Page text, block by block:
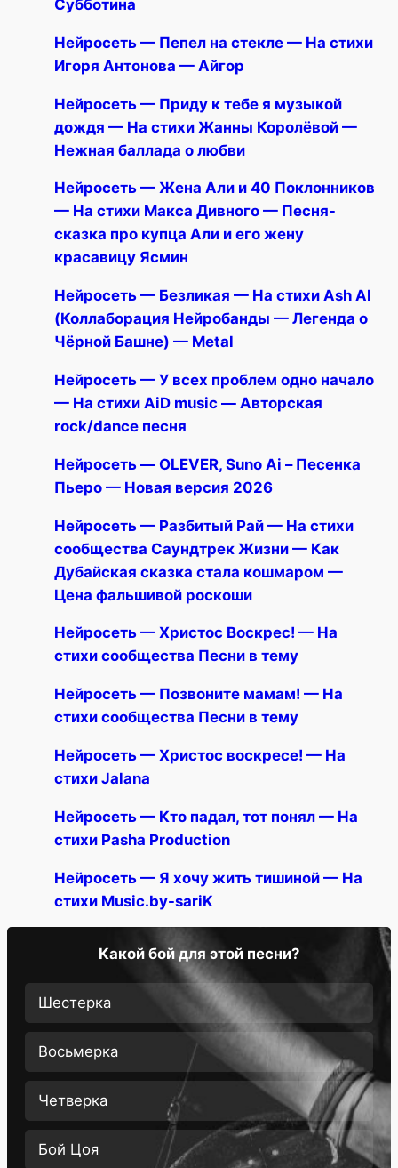
Субботина
Нейросеть — Пепел на стекле — На стихи
Игоря Антонова — Айгор
Нейросеть — Приду к тебе я музыкой
дождя — На стихи Жанны Королёвой —
Нежная баллада о любви
Нейросеть — Жена Али и 40 Поклонников
— На стихи Макса Дивного — Песня-
сказка про купца Али и его жену
красавицу Ясмин
Нейросеть — Безликая — На стихи Ash AI
(Коллаборация Нейробанды — Легенда о
Чёрной Башне) — Metal
Нейросеть — У всех проблем одно начало
— На стихи AiD music — Авторская
rock/dance песня
Нейросеть — OLEVER, Suno Ai – Песенка
Пьеро — Новая версия 2026
Нейросеть — Разбитый Рай — На стихи
сообщества Саундтрек Жизни — Как
Дубайская сказка стала кошмаром —
Цена фальшивой роскоши
Нейросеть — Христос Воскрес! — На
стихи сообщества Песни в тему
Нейросеть — Позвоните мамам! — На
стихи сообщества Песни в тему
Нейросеть — Христос воскресе! — На
стихи Jalana
Нейросеть — Кто падал, тот понял — На
стихи Pasha Production
Нейросеть — Я хочу жить тишиной — На
стихи Music.by-sariK
Какой бой для этой песни?
Шестерка
Восьмерка
Четверка
Бой Цоя